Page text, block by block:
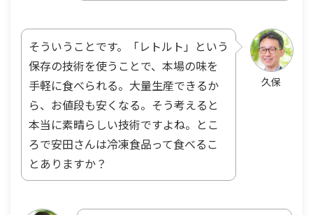
久保
そういうことです。「レトルト」という
保存の技術を使うことで、本場の味を
手軽に食べられる。大量生産できるか
ら、お値段も安くなる。そう考えると
本当に素晴らしい技術ですよね。とこ
ろで安田さんは冷凍食品って食べるこ
とありますか？